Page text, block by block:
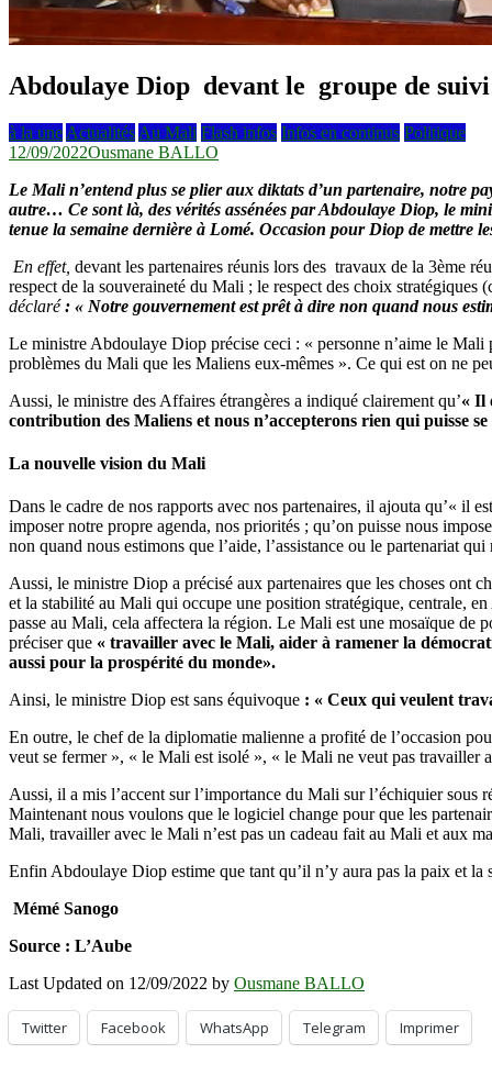
Abdoulaye Diop devant le groupe de
à la une Actualités Au Mali Flash infos Infos en continus Politique
12/09/2022Ousmane BALLO
Le Mali n’entend plus se plier aux diktats d’un partenaire, notre
autre… Ce sont là, des vérités assénées par Abdoulaye Diop, le
tenue la semaine dernière à Lomé. Occasion pour Diop de mettre
En effet, devant les partenaires réunis lors des travaux de la 3ème
respect de la souveraineté du Mali ; le respect des choix stratégiques
déclaré: « Notre gouvernement est prêt à dire non quand nous
Le ministre Abdoulaye Diop précise ceci : « personne n’aime le
problèmes du Mali que les Maliens eux-mêmes ». Ce qui est on ne
Aussi, le ministre des Affaires étrangères a indiqué clairement qu’« Il
contribution des Maliens et nous n’accepterons rien qui puisse
La nouvelle vision du Mali
Dans le cadre de nos rapports avec nos partenaires, il ajouta qu’« il
imposer notre propre agenda, nos priorités ; qu’on puisse nous
non quand nous estimons que l’aide, l’assistance ou le partenariat
Aussi, le ministre Diop a précisé aux partenaires que les choses ont
et la stabilité au Mali qui occupe une position stratégique, centrale,
passe au Mali, cela affectera la région. Le Mali est une mosaïque
préciser que « travailler avec le Mali, aider à ramener la
aussi pour la prospérité du monde».
Ainsi, le ministre Diop est sans équivoque : « Ceux qui veulent
En outre, le chef de la diplomatie malienne a profité de l’occasion
veut se fermer », « le Mali est isolé », « le Mali ne veut pas travailler
Aussi, il a mis l’accent sur l’importance du Mali sur l’échiquier
Maintenant nous voulons que le logiciel change pour que les
Mali, travailler avec le Mali n’est pas un cadeau fait au Mali et aux
Enfin Abdoulaye Diop estime que tant qu’il n’y aura pas la paix et
Mémé Sanogo
Source : L’Aube
Last Updated on 12/09/2022 by Ousmane BALLO
Twitter Facebook WhatsApp Telegram Imprimer